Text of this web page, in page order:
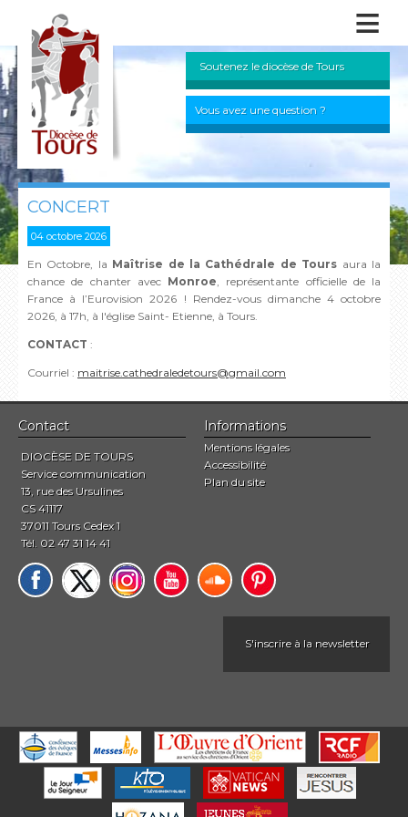
≡
Soutenez le diocèse de Tours
Vous avez une question ?
CONCERT
04 octobre 2026
En Octobre, la Maîtrise de la Cathédrale de Tours aura la
chance de chanter avec Monroe, représentante officielle de la
France à l’Eurovision 2026 ! Rendez-vous dimanche 4 octobre
2026, à 17h, à l'église Saint- Etienne, à Tours.
CONTACT :
Courriel : maitrise.cathedraledetours@gmail.com
Contact
DIOCÈSE DE TOURS
Service communication
13, rue des Ursulines
CS 41117
37011 Tours Cedex 1
Tél. 02 47 31 14 41
Informations
Mentions légales
Accessibilité
Plan du site
S'inscrire à la newsletter